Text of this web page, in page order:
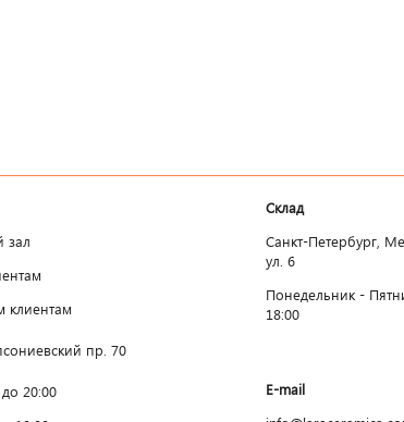
зал
клиентам
пр. 70
20:00
Склад
Санкт-Петербург,
ул. 6
Понедельник -
18:00
E-mail